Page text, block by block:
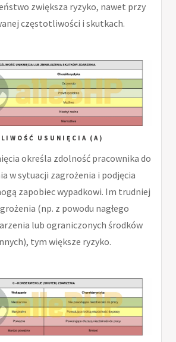
zwiększa ryzyko, nawet przy
częstotliwości i skutkach.
USUNIĘCIA (A)
określa zdolność pracownika do
w sytuacji zagrożenia i podjęcia
zapobiec wypadkowi. Im trudniej
(np. z powodu nagłego
lub ograniczonych środków
tym większe ryzyko.